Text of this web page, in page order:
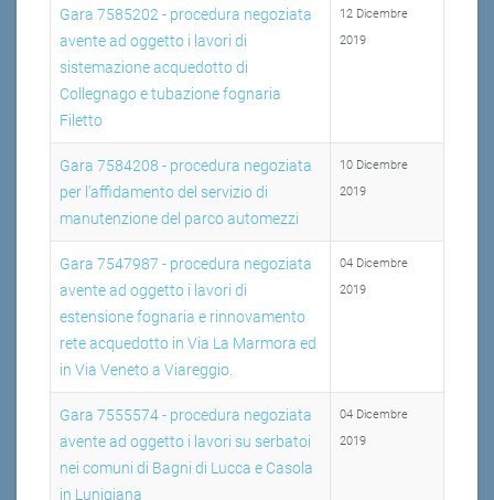
Gara 7585202 - procedura negoziata
avente ad oggetto i lavori di
sistemazione acquedotto di
Collegnago e tubazione fognaria
Filetto
12 Dicembre
2019
Gara 7584208 - procedura negoziata
per l'affidamento del servizio di
manutenzione del parco automezzi
10 Dicembre
2019
Gara 7547987 - procedura negoziata
avente ad oggetto i lavori di
estensione fognaria e rinnovamento
rete acquedotto in Via La Marmora ed
in Via Veneto a Viareggio.
04 Dicembre
2019
Gara 7555574 - procedura negoziata
avente ad oggetto i lavori su serbatoi
nei comuni di Bagni di Lucca e Casola
in Lunigiana
04 Dicembre
2019